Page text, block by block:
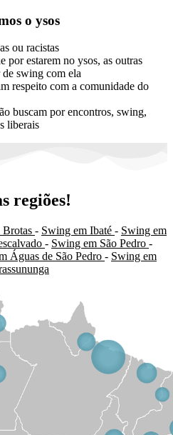
o ysos
ou racistas
por estarem no ysos, as outras
de swing com ela
respeito com a comunidade do
buscam por encontros, swing,
liberais
regiões!
Brotas - Swing em Ibaté - Swing em
- Swing em São Pedro -
Águas de São Pedro - Swing em